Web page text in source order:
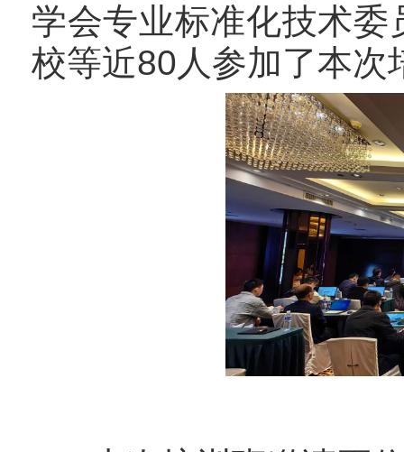
学会专业标准化技术
校等近80人参加了本次